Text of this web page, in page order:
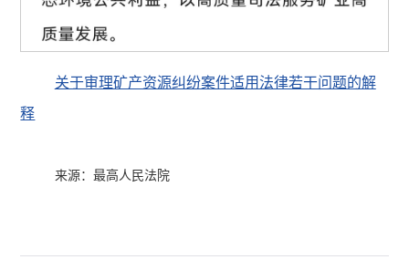
关于审理矿产资源纠纷案件适用法律若干问题的解
释
来源：最高人民法院